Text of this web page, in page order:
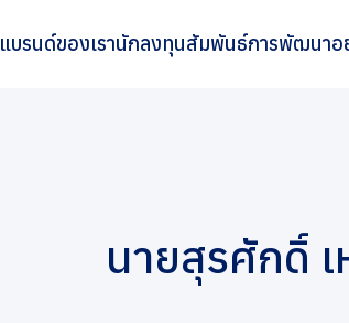
แบรนด์ของเรานักลงทุนสัมพันธ์การพัฒนาอ
นายสุรศักดิ์